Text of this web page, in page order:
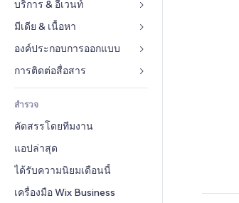
บทวิเคราะห์
โซเชียล
ทำอันดับเว็บไซต์
อีเมล
แอปสำหรับร้านค้า
การจัดส่ง & ส่งมอบสินค้า
ปุ่มการจำหน่าย
คอร์สออนไลน์
บัญชี
คูปอง & ความภักดีในแบรนด์
โซลูชันคลังสินค้า
การดรอปชิป
บริการ & อีเวนท์
โรงแรม
อีเวนท์
ร้านอาหาร
อสังหาริมทรัพย์
การจอง
มีเดีย & เนื้อหา
แกลเลอรี
เพลง
พอดแคสต์
การถ่ายภาพ
วิดีโอ
PDF
การแชร์ไฟล์
ข่าว
องค์ประกอบการออกแบบ
แผนที่  & การนำทาง
ส่วนบุคคล & ความปลอดภัย
นาฬิกา
เทมเพลตเพจ
เอฟเฟกต์รูปภาพ
ปุ่ม & เมนู
แบนเนอร์ & สัญลักษณ์
แบบฟอร์ม
แบบสำรวจ
แชต
หมายเหตุ
โทรศัพท์
สำรวจ
คัดสรรโดยทีมงาน
แอปล่าสุด
ได้รับความนิยมเดือนนี้
เครื่องมือ Wix Business